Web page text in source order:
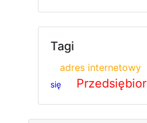
Tagi
adres internetowy
się